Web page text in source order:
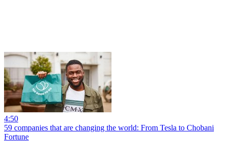
4:50
59 companies that are changing the world: From Tesla to Chobani
Fortune